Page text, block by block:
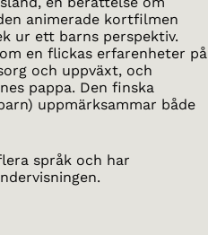
animerade kortfilmen
ur ett barns perspektiv.
en flickas erfarenheter på
och uppväxt, och
pappa. Den finska
uppmärksammar både
språk och har